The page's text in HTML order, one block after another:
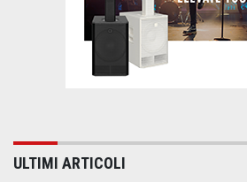
ULTIMI ARTICOLI